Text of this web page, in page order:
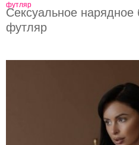
Cексуальное нарядное
футляр
футляр